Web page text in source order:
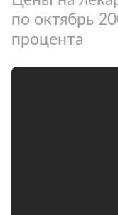
по октябрь
процента